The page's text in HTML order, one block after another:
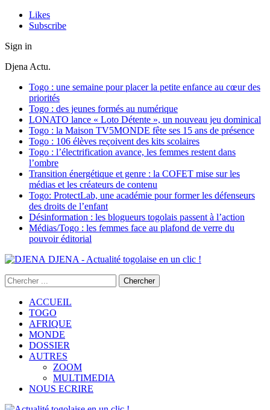
Likes
Subscribe
Sign in
Djena Actu.
Togo : une semaine pour placer la petite enfance au cœur des
priorités
Togo : des jeunes formés au numérique
LONATO lance « Loto Détente », un nouveau jeu dominical
Togo : la Maison TV5MONDE fête ses 15 ans de présence
Togo : 106 élèves reçoivent des kits scolaires
Togo : l’électrification avance, les femmes restent dans
l’ombre
Transition énergétique et genre : la COFET mise sur les
médias et les créateurs de contenu
Togo: ProtectLab, une académie pour former les défenseurs
des droits de l’enfant
Désinformation : les blogueurs togolais passent à l’action
Médias/Togo : les femmes face au plafond de verre du
pouvoir éditorial
DJENA - Actualité togolaise en un clic !
ACCUEIL
TOGO
AFRIQUE
MONDE
DOSSIER
AUTRES
ZOOM
MULTIMEDIA
NOUS ECRIRE